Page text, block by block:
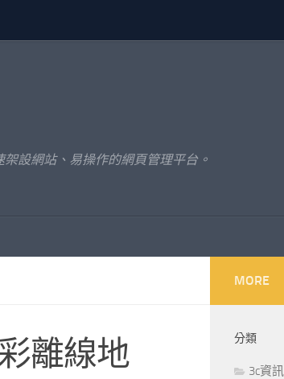
設網站、易操作的網頁管理平台。
離線地
MORE
分類
3c資訊